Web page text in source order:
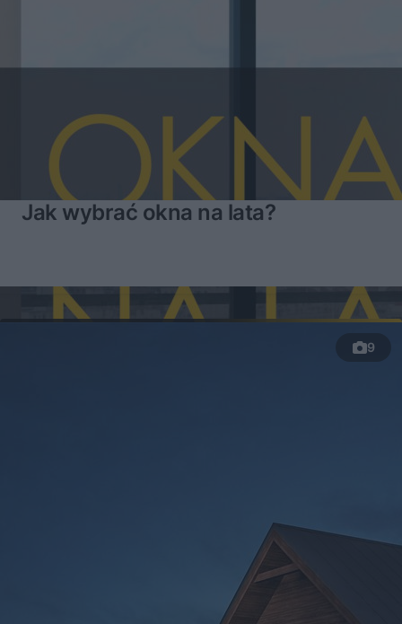
Jak wybrać okna na lata?
9